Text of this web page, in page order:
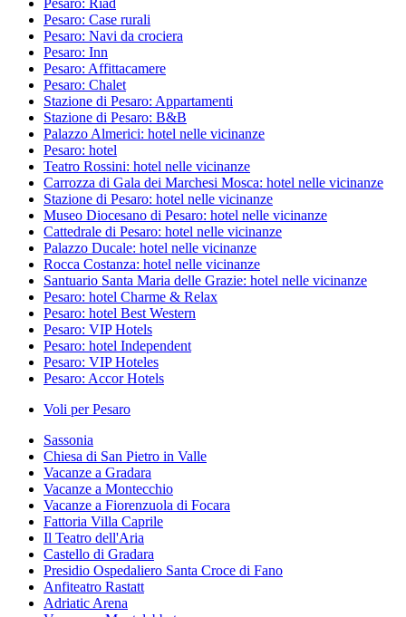
Pesaro: Case rurali
Pesaro: Navi da crociera
Pesaro: Inn
Pesaro: Affittacamere
Pesaro: Chalet
Stazione di Pesaro: Appartamenti
Stazione di Pesaro: B&B
Palazzo Almerici: hotel nelle vicinanze
Pesaro: hotel
Teatro Rossini: hotel nelle vicinanze
Carrozza di Gala dei Marchesi Mosca: hotel nelle vicinanze
Stazione di Pesaro: hotel nelle vicinanze
Museo Diocesano di Pesaro: hotel nelle vicinanze
Cattedrale di Pesaro: hotel nelle vicinanze
Palazzo Ducale: hotel nelle vicinanze
Rocca Costanza: hotel nelle vicinanze
Santuario Santa Maria delle Grazie: hotel nelle vicinanze
Pesaro: hotel Charme & Relax
Pesaro: hotel Best Western
Pesaro: VIP Hotels
Pesaro: hotel Independent
Pesaro: VIP Hoteles
Pesaro: Accor Hotels
Voli per Pesaro
Sassonia
Chiesa di San Pietro in Valle
Vacanze a Gradara
Vacanze a Montecchio
Vacanze a Fiorenzuola di Focara
Fattoria Villa Caprile
Il Teatro dell'Aria
Castello di Gradara
Presidio Ospedaliero Santa Croce di Fano
Anfiteatro Rastatt
Adriatic Arena